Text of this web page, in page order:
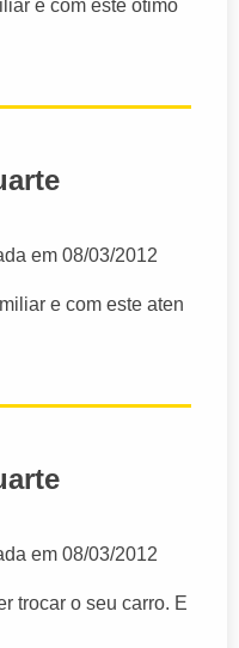
e com este ótimo
em 08/03/2012
e com este aten
em 08/03/2012
trocar o seu carro. E